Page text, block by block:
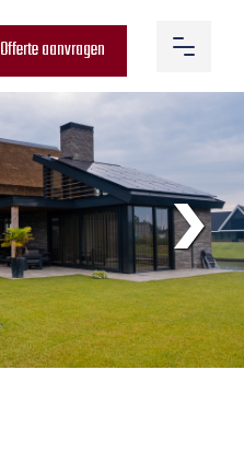
Offerte aanvragen
›